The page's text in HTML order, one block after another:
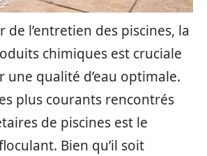
de l’entretien des piscines, la
chimiques est cruciale
qualité d’eau optimale.
plus courants rencontrés
de piscines est le
Bien qu’il soit